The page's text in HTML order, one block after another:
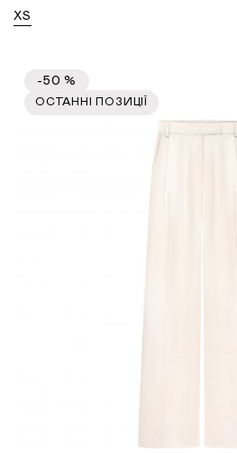
XS
-50 %
ОСТАННІ ПОЗИЦІЇ